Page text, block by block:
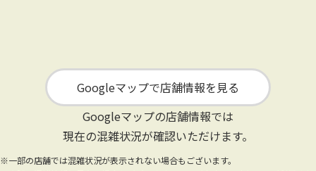
Googleマップで店舗情報を見る
Googleマップの店舗情報では
現在の混雑状況が確認いただけます。
※一部の店舗では混雑状況が表示されない場合もございます。